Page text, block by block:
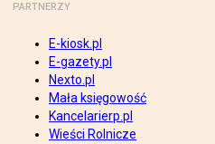
PARTNERZY
E-kiosk.pl
E-gazety.pl
Nexto.pl
Mała księgowość
Kancelarierp.pl
Wieści Rolnicze